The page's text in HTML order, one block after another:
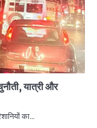
यात्री और
का…